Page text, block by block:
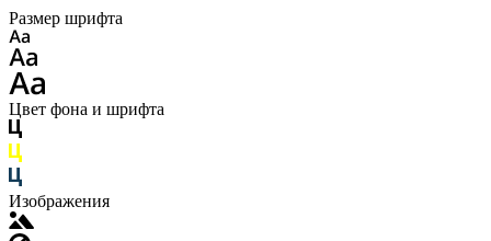
Размер шрифта
Цвет фона и шрифта
Изображения